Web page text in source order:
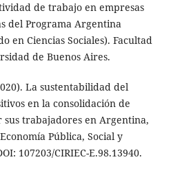
de trabajo en empresas
del Programa Argentina
en Ciencias Sociales). Facultad
de Buenos Aires.
La sustentabilidad del
en la consolidación de
trabajadores en Argentina,
Pública, Social y
107203/CIRIEC-E.98.13940.